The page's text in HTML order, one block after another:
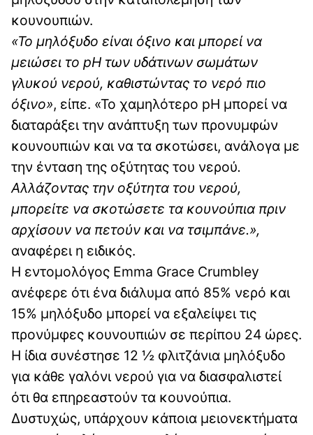
κουνουπιών.
«Το μηλόξυδο είναι όξινο και μπορεί να
μειώσει το pH των υδάτινων σωμάτων
γλυκού νερού, καθιστώντας το νερό πιο
όξινο», είπε. «Το χαμηλότερο pH μπορεί να
διαταράξει την ανάπτυξη των προνυμφών
κουνουπιών και να τα σκοτώσει, ανάλογα με
την ένταση της οξύτητας του νερού.
Αλλάζοντας την οξύτητα του νερού,
μπορείτε να σκοτώσετε τα κουνούπια πριν
αρχίσουν να πετούν και να τσιμπάνε.»,
αναφέρει η ειδικός.
Η εντομολόγος Emma Grace Crumbley
ανέφερε ότι ένα διάλυμα από 85% νερό και
15% μηλόξυδο μπορεί να εξαλείψει τις
προνύμφες κουνουπιών σε περίπου 24 ώρες.
Η ίδια συνέστησε 12 ½ φλιτζάνια μηλόξυδο
για κάθε γαλόνι νερού για να διασφαλιστεί
ότι θα επηρεαστούν τα κουνούπια.
Δυστυχώς, υπάρχουν κάποια μειονεκτήματα